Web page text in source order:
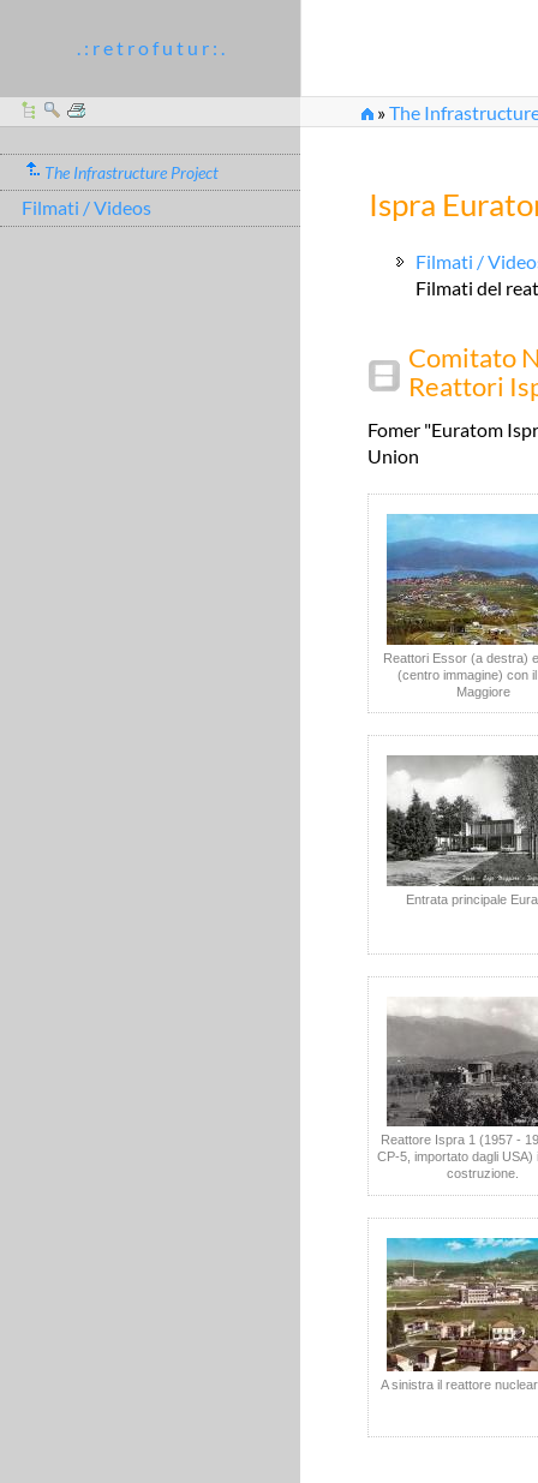
. : r e t r o f u t u r : .
»The
The Infrastructure Project
Filmati / Videos Ispra
Filmati /
Filmati del
Comitato
Reattori
Fomer "Euratom
Union
Reattori Essor (a destra)
(centro immagine) con
Maggiore
Entrata principale
Reattore Ispra 1 (1957 -
CP-5, importato dagli USA)
costruzione.
A sinistra il reattore